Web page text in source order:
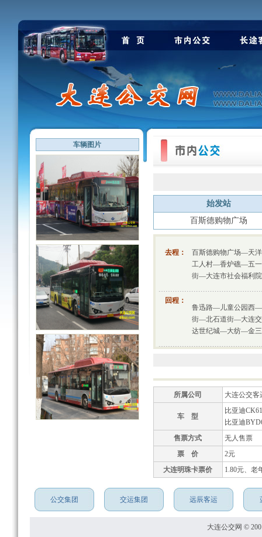
车辆图片
始发站
百斯德购物广场
去程：
百斯德购物广场—天
工人村—香炉礁—五
街—大连市社会福利
回程：
鲁迅路—儿童公园西
街—北石道街—大连
达世纪城—大纺—金
所属公司 大连公交客
车 型
比亚迪
比亚迪
售票方式
无人售票
票 价
2元
大连明珠卡票价
1.80元、老
公交集团 交运集团 远辰客运
大连公交网 ©